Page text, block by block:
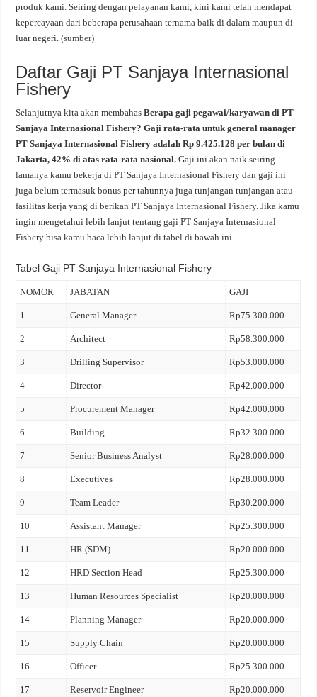
produk kami. Seiring dengan pelayanan kami, kini kami telah mendapat
kepercayaan dari beberapa perusahaan ternama baik di dalam maupun di
luar negeri. (sumber)
Daftar Gaji PT Sanjaya Internasional
Fishery
Selanjutnya kita akan membahasBerapa gaji pegawai/karyawan di PT
Sanjaya Internasional Fishery? Gaji rata-rata untuk general manager
PT Sanjaya Internasional Fishery adalah Rp 9.425.128 per bulan di
Jakarta, 42% di atas rata-rata nasional.Gaji ini akan naik seiring
lamanya kamu bekerja di PT Sanjaya Internasional Fishery dan gaji ini
juga belum termasuk bonus per tahunnya juga tunjangan tunjangan atau
fasilitas kerja yang di berikan PT Sanjaya Internasional Fishery. Jika kamu
ingin mengetahui lebih lanjut tentang gaji PT Sanjaya Internasional
Fishery bisa kamu baca lebih lanjut di tabel di bawah ini.
Tabel Gaji PT Sanjaya Internasional Fishery
NOMOR JABATAN GAJI
1 General Manager Rp75.300.000
2 Architect Rp58.300.000
3 Drilling Supervisor Rp53.000.000
4 Director Rp42.000.000
5 Procurement Manager Rp42.000.000
6 Building Rp32.300.000
7 Senior Business Analyst Rp28.000.000
8 Executives Rp28.000.000
9 Team Leader Rp30.200.000
10 Assistant Manager Rp25.300.000
11 HR (SDM) Rp20.000.000
12 HRD Section Head Rp25.300.000
13 Human Resources Specialist Rp20.000.000
14 Planning Manager Rp20.000.000
15 Supply Chain Rp20.000.000
16 Officer Rp25.300.000
17 Reservoir Engineer Rp20.000.000